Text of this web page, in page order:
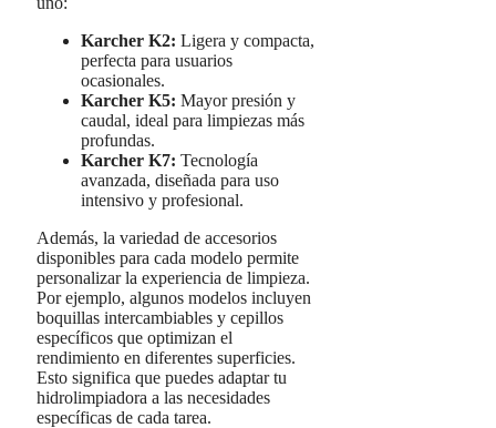
Karcher K2: Ligera y compacta,
perfecta para usuarios
ocasionales.
Karcher K5: Mayor presión y
caudal, ideal para limpiezas más
profundas.
Karcher K7: Tecnología
avanzada, diseñada para uso
intensivo y profesional.
Además, la variedad de accesorios
disponibles para cada modelo permite
personalizar la experiencia de limpieza.
Por ejemplo, algunos modelos incluyen
boquillas intercambiables y cepillos
específicos que optimizan el
rendimiento en diferentes superficies.
Esto significa que puedes adaptar tu
hidrolimpiadora a las necesidades
específicas de cada tarea.